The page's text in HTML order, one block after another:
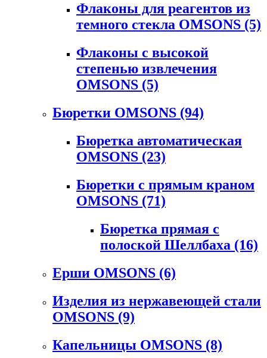
Флаконы для реагентов из
темного стекла OMSONS (5)
Флаконы с высокой
степенью извлечения
OMSONS (5)
Бюретки OMSONS (94)
Бюретка автоматическая
OMSONS (23)
Бюретки с прямым краном
OMSONS (71)
Бюретка прямая с
полоской Шеллбаха (16)
Ерши OMSONS (6)
Изделия из нержавеющей стали
OMSONS (9)
Капельницы OMSONS (8)